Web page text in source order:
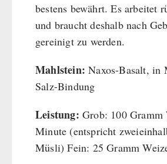
bestens bewährt. Es arbeitet
und braucht deshalb nach
gereinigt zu werden.
Mahlstein: Naxos-Basalt, in
Salz-Bindung
Leistung: Grob: 100 Gramm
Minute (entspricht
Müsli) Fein: 25 Gramm